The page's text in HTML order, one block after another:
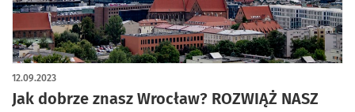
Jak dobrze znasz Wrocław? ROZWIĄŻ NASZ
12.09.2023